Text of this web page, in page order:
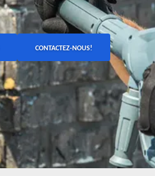
CONTACTEZ-NOUS!